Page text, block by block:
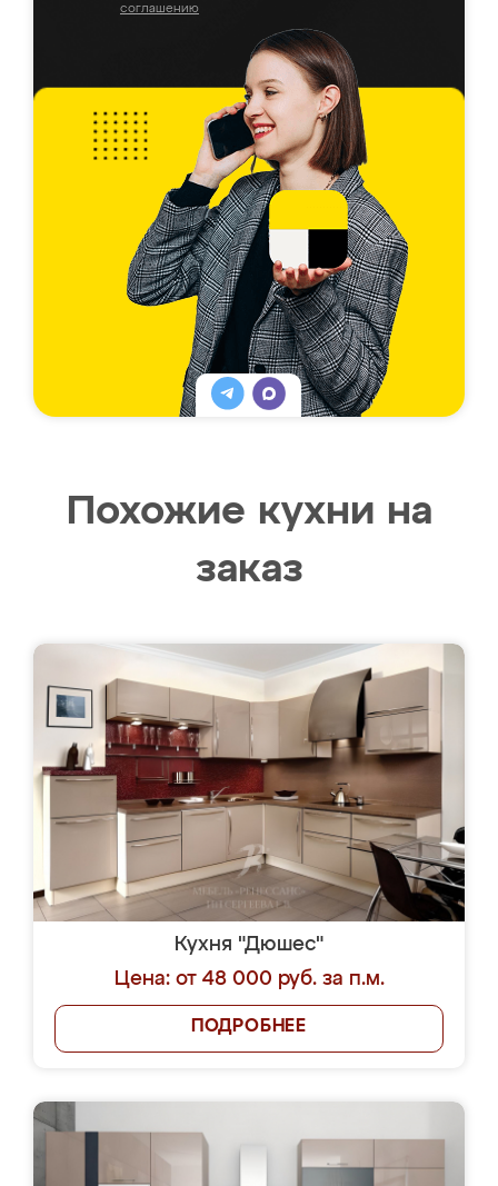
соглашению
Похожие кухни на
заказ
Кухня "Дюшес"
Цена: от 48 000 руб. за п.м.
ПОДРОБНЕЕ